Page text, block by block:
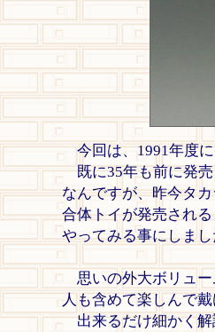
今回は、1991年度に
既に35年も前に発売
なんですが、昨今タ
合体トイが発売され
やってみる事にしま
思いの外大ボリュー
人も含めて楽しんで
出来るだけ細かく解